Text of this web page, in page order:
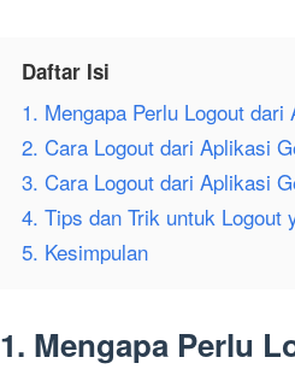
Daftar Isi
1. Mengapa Perlu Logout
2. Cara Logout dari Aplikasi
3. Cara Logout dari Aplikasi
4. Tips dan Trik untuk Logout
5. Kesimpulan
1. Mengapa Perlu